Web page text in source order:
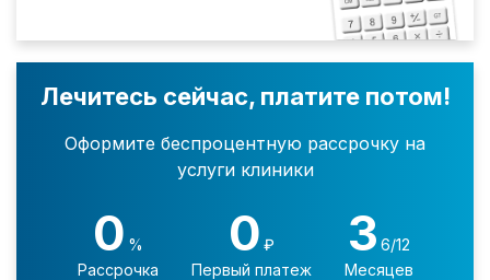
Лечитесь сейчас, платите потом!
Оформите беспроцентную рассрочку на
услуги клиники
0 %
Рассрочка
0 ₽
Первый платеж
3 6/12
Месяцев